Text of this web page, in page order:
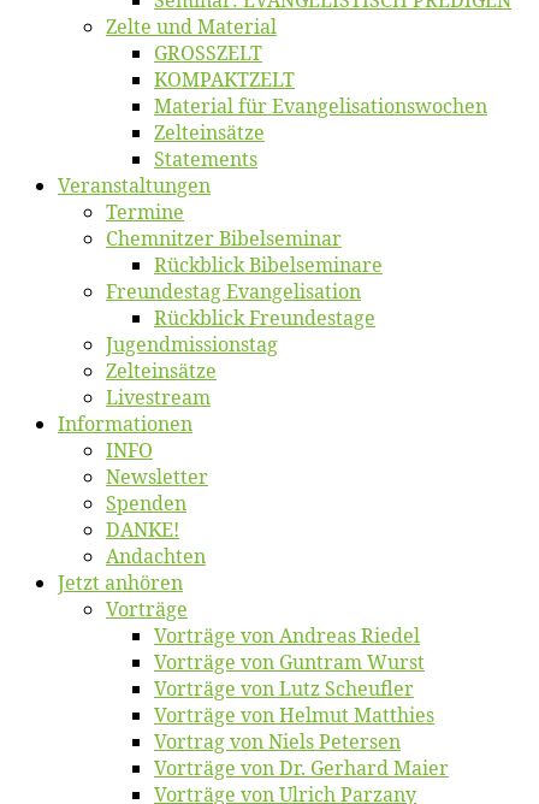
Zel­te und Material
GROSSZELT
KOMPAKTZELT
Ma­te­ri­al für Evangelisationswochen
Zelt­ein­sät­ze
State­ments
Ver­an­stal­tun­gen
Ter­mi­ne
Chemnit­zer Bibelseminar
Rück­blick Bibelseminare
Freun­des­tag Evangelisation
Rück­blick Freundestage
Jugend­mis­sions­tag
Zelt­ein­sät­ze
Live­stream
Informatio­nen
INFO
News­let­ter
Spen­den
DANKE!
An­dach­ten
Jetzt an­hö­ren
Vor­trä­ge
Vor­trä­ge von An­dre­as Riedel
Vor­trä­ge von Gun­tram Wurst
Vor­trä­ge von Lutz Scheufler
Vor­trä­ge von Hel­mut Matthies
Vor­trag von Niels Petersen
Vor­trä­ge von Dr. Ger­hard Maier
Vor­trä­ge von Ul­rich Parzany